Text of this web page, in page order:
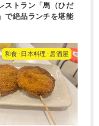
ストラン「馬（ひだ
で絶品ランチを堪能
和食･日本料理･居酒屋